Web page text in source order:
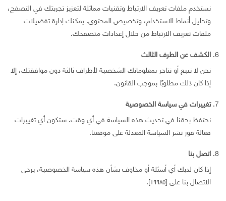
نستخدم ملفات تعريف الارتباط وتقنيات مماثلة لتعزيز تجربتك في التصفح،
وتحليل أنماط الاستخدام، وتخصيص المحتوى. يمكنك إدارة تفضيلات
ملفات تعريف الارتباط من خلال إعدادات متصفحك.
الكشف عن الطرف الثالث
نحن لا نبيع أو نتاجر بمعلوماتك الشخصية لأطراف ثالثة دون موافقتك، إلا
إذا كان ذلك مطلوبًا بموجب القانون.
تغييرات في سياسة الخصوصية
نحتفظ بحقنا في تحديث هذه السياسة في أي وقت. ستكون أي تغييرات
فعالة فور نشر السياسة المعدلة على موقعنا.
اتصل بنا
إذا كان لديك أي أسئلة أو مخاوف بشأن هذه سياسة الخصوصية، يرجى
الاتصال بنا على [١٩٩٨٥].